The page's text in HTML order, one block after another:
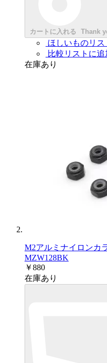
カートに入れる Thank
ほしいものリス
比較リストに追
在庫あり
M2アルミナイロンカ
MZW128BK
￥880
在庫あり